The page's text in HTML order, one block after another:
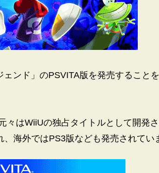
ンド」のPSVITA版を発売すること
はWiiUの独占タイトルとして開発
海外ではPS3版なども発売されてい